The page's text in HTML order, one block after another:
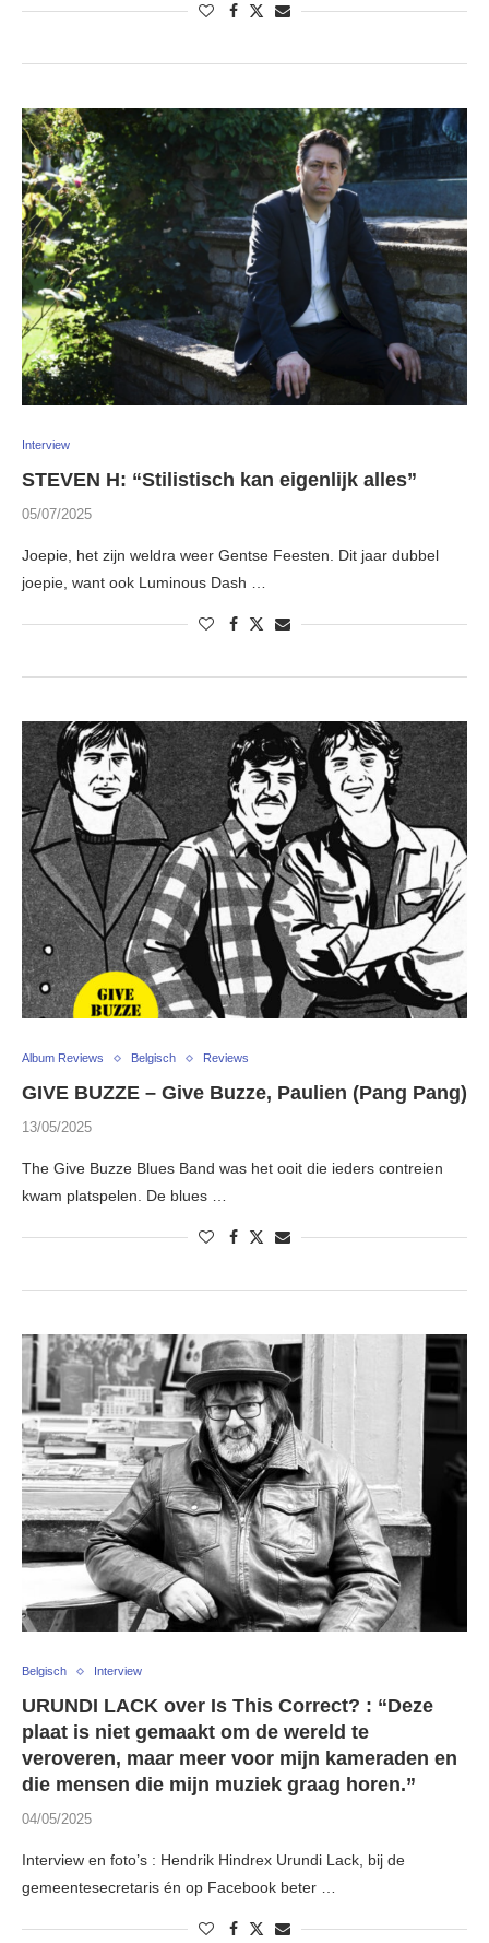
Interview
STEVEN H: “Stilistisch kan eigenlijk alles”
05/07/2025
Joepie, het zijn weldra weer Gentse Feesten. Dit jaar dubbel
joepie, want ook Luminous Dash …
Album Reviews Belgisch Reviews
GIVE BUZZE – Give Buzze, Paulien (Pang Pang)
13/05/2025
The Give Buzze Blues Band was het ooit die ieders contreien
kwam platspelen. De blues …
Belgisch Interview
URUNDI LACK over Is This Correct? : “Deze
plaat is niet gemaakt om de wereld te
veroveren, maar meer voor mijn kameraden en
die mensen die mijn muziek graag horen.”
04/05/2025
Interview en foto’s : Hendrik Hindrex Urundi Lack, bij de
gemeentesecretaris én op Facebook beter …